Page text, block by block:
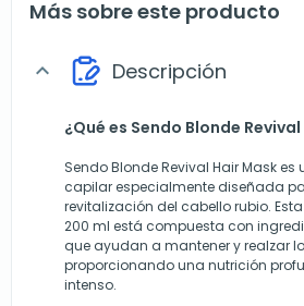
Más sobre este producto
expand_more Descripción
¿Qué es Sendo Blonde
Sendo Blonde Revival Hair Mask
capilar especialmente diseñada
revitalización del cabello rubio.
200 ml está compuesta con
que ayudan a mantener y realzar
proporcionando una nutrición
intenso.